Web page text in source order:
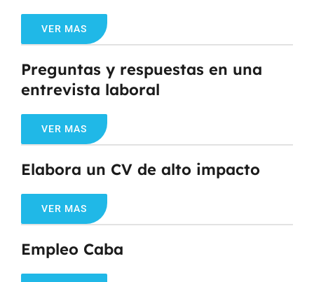
VER MAS
Preguntas y respuestas en una
entrevista laboral
VER MAS
Elabora un CV de alto impacto
VER MAS
Empleo Caba